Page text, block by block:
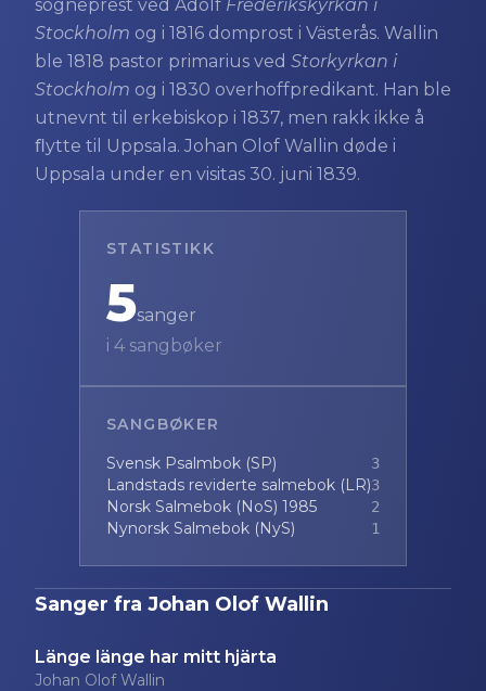
sogneprest ved Adolf Frederikskyrkan i
Stockholm og i 1816 domprost i Västerås. Wallin
ble 1818 pastor primarius ved Storkyrkan i
Stockholm og i 1830 overhoffpredikant. Han ble
utnevnt til erkebiskop i 1837, men rakk ikke å
ﬂytte til Uppsala. Johan Olof Wallin døde i
Uppsala under en visitas 30. juni 1839.
STATISTIKK
5sanger
i 4 sangbøker
SANGBØKER
Svensk Psalmbok (SP)
3
Landstads reviderte salmebok (LR)3
Norsk Salmebok (NoS) 1985 2
Nynorsk Salmebok (NyS) 1
Sanger fra Johan Olof Wallin
Länge länge har mitt hjärta
Johan Olof Wallin